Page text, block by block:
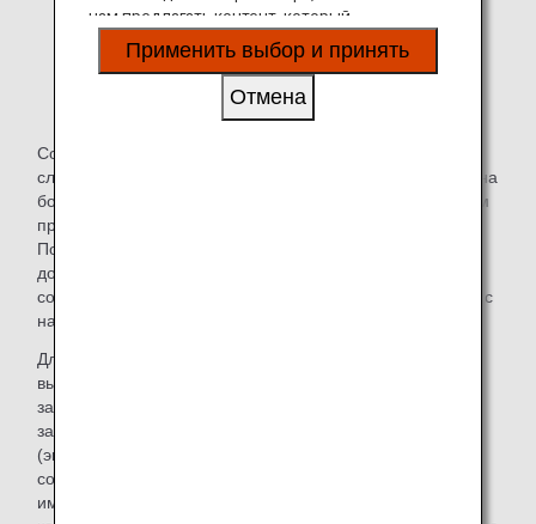
Собаки-компаньоны для пассажиров с нарушениями
слуха в случае необходимости могут сопровождать вас на
борту бесплатно. Сообщите об этом нашим сотрудникам
при бронировании или регистрации.
После регистрации мы можем визуально проверить
документы, шлейку, бирки и т. д., подтверждающие, что
собака является собакой-компаньоном для пассажиров с
нарушениями слуха.
Для международных рейсов требования к въезду и
выезду для собак-компаньонов могут отличаться в
зависимости от страны или региона. Клиенты должны
заранее подготовить все необходимые документы
(экспортный карантинный сертификат, справка о
состоянии здоровья, импортный сертификат и т. д.) для
импорта/экспорта животных, получив информацию на
нам предлагать контент, который
соответствует вашим личным интересам, в
виде веб-сайтов, электронной почты,
Применить выбор и принять
Отмена